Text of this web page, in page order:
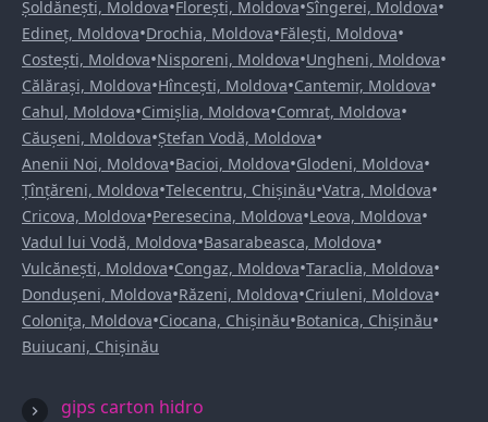
Șoldănești, Moldova•Florești, Moldova•Sîngerei, Moldova•
Edineț, Moldova•Drochia, Moldova•Fălești, Moldova•
Costești, Moldova•Nisporeni, Moldova•Ungheni, Moldova•
Călărași, Moldova•Hîncești, Moldova•Cantemir, Moldova•
Cahul, Moldova•Cimișlia, Moldova•Comrat, Moldova•
Căușeni, Moldova•Ștefan Vodă, Moldova•
Anenii Noi, Moldova•Bacioi, Moldova•Glodeni, Moldova•
Țînțăreni, Moldova•Telecentru, Chișinău•Vatra, Moldova•
Cricova, Moldova•Peresecina, Moldova•Leova, Moldova•
Vadul lui Vodă, Moldova•Basarabeasca, Moldova•
Vulcănești, Moldova•Congaz, Moldova•Taraclia, Moldova•
Dondușeni, Moldova•Răzeni, Moldova•Criuleni, Moldova•
Colonița, Moldova•Ciocana, Chișinău•Botanica, Chișinău•
Buiucani, Chișinău
gips carton hidro